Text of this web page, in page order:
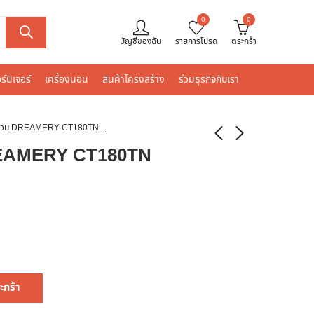
บัญชีของฉัน
0
รายการโปรด
0
ตระกร้า
นิเจอร์ เครื่องนอน สินค้าโครงสร้าง ร่วมธุรกิจกับเรา
ปลอกผ้านวม DREAMERY CT180TN 100X90 นิ้ว สีขาว
CT180TN
กร้า